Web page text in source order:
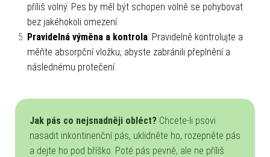
příliš volný. Pes by měl být schopen volně se pohybovat
bez jakéhokoli omezení.
Pravidelná výměna a kontrola: Pravidelně kontrolujte a
měňte absorpční vložku, abyste zabránili přeplnění a
následnému protečení.
Jak pás co nejsnadněji obléct? Chcete-li psovi
nasadit inkontinenční pás, uklidněte ho, rozepněte pás
a dejte ho pod bříško. Poté pás pevně, ale ne příliš